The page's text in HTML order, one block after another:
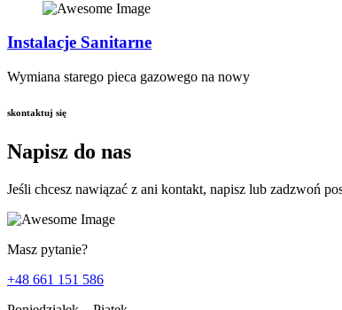
Instalacje Sanitarne
Wymiana starego pieca gazowego na nowy
skontaktuj się
Napisz do nas
Jeśli chcesz nawiązać z ani kontakt, napisz lub zadzwoń
Masz pytanie?
+48 661 151 586